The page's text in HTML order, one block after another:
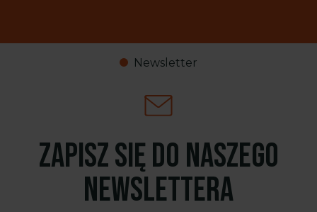
Newsletter
Zapisz się do naszego
newslettera